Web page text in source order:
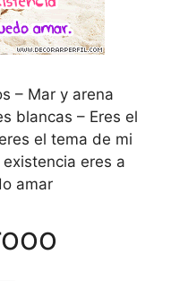
– Mar y arena
blancas – Eres el
el tema de mi
eres a
amar